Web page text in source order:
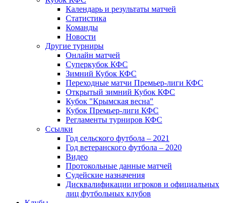
Календарь и результаты матчей
Статистика
Команды
Новости
Другие турниры
Онлайн матчей
Суперкубок КФС
Зимний Кубок КФС
Переходные матчи Премьер-лиги КФС
Открытый зимний Кубок КФС
Кубок "Крымская весна"
Кубок Премьер-лиги КФС
Регламенты турниров КФС
Ссылки
Год сельского футбола – 2021
Год ветеранского футбола – 2020
Видео
Протокольные данные матчей
Судейские назначения
Дисквалификации игроков и официальных
лиц футбольных клубов